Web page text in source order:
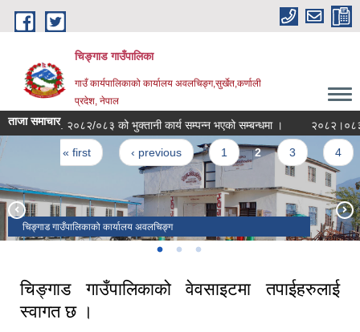
Skip to main content
चिङ्गाड गाउँपालिका
गाउँ कार्यपालिकाको कार्यालय अवलचिङ्ग,सुर्खेत,कर्णाली
प्रदेश, नेपाल
ताजा समाचार
आ.व. २०८२/०८३ को भुक्तानी कार्य सम्पन्न भएको सम्बन्धमा ।
Pages ‹ previous 1 2 3 4 5
चिङ्गाड गाउँपालिकाको कार्यालय अवलचिङ्ग
भैरव माध्यमिक विद्यालय अवलचिङ्ग
जनता मावि रानिवास
चिङ्गाड गाउँपालिकाको वेवसाइटमा तपाईहरुलाई
स्वागत छ ।